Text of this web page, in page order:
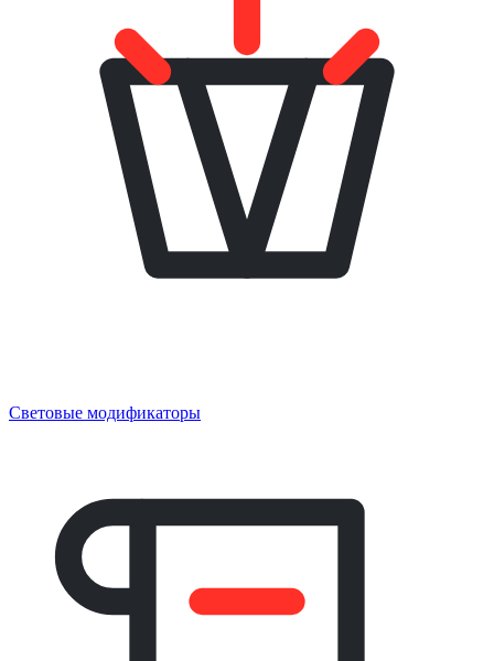
Световые модификаторы